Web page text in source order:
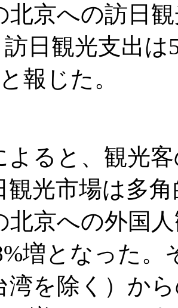
北京への訪日
訪日観光支出
報じた。
よると、観光
観光市場は多
北京への外国
増となった
湾を除く）か